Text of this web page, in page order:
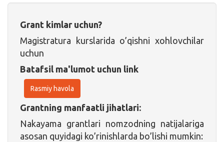
Grant kimlar uchun?
Magistratura kurslarida o’qishni xohlovchilar
uchun
Batafsil ma'lumot uchun link
Rasmiy havola
Grantning manfaatli jihatlari:
Nakayama grantlari nomzodning natijalariga
asosan quyidagi ko’rinishlarda bo’lishi mumkin: